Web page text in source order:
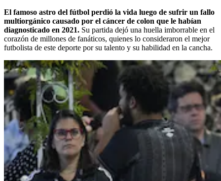
El famoso astro del fútbol perdió la vida luego de sufrir un fallo
multiorgánico causado por el cáncer de colon que le habían
diagnosticado en 2021. Su partida dejó una huella imborrable en el
corazón de millones de fanáticos, quienes lo consideraron el mejor
futbolista de este deporte por su talento y su habilidad en la cancha.